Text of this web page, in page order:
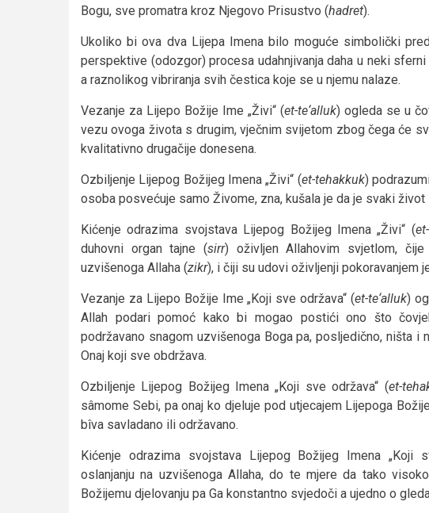
Bogu, sve promatra kroz Njegovo Prisustvo (hadret).
Ukoliko bi ova dva Lijepa Imena bilo moguće simbolički
perspektive (odozgor) procesa udahnjivanja daha u neki
a raznolikog vibriranja svih čestica koje se u njemu nalaze.
Vezanje za Lijepo Božije Ime „Živi“ (et-te‘alluk) ogleda se u
vezu ovoga života s drugim, vječnim svijetom zbog čega će
kvalitativno drugačije donesena.
Ozbiljenje Lijepog Božijeg Imena „Živi“ (et-tehakkuk)
osoba posvećuje samo Živome, zna, kušala je da je svaki
Kićenje odrazima svojstava Lijepog Božijeg Imena „Živi“ (
duhovni organ tajne (sirr) oživljen Allahovim svjetlom,
uzvišenoga Allaha (zikr), i čiji su udovi oživljenji pokoravanjem
Vezanje za Lijepo Božije Ime „Koji sve održava“ (et-te‘alluk)
Allah podari pomoć kako bi mogao postići ono što
podržavano snagom uzvišenoga Boga pa, posljedično, ništa
Onaj koji sve obdržava.
Ozbiljenje Lijepog Božijeg Imena „Koji sve održava“ (et-
sâmome Sebi, pa onaj ko djeluje pod utjecajem Lijepoga
bîva savladano ili održavano.
Kićenje odrazima svojstava Lijepog Božijeg Imena „Koji
oslanjanju na uzvišenoga Allaha, do te mjere da tako
Božijemu djelovanju pa Ga konstantno svjedoči a ujedno o